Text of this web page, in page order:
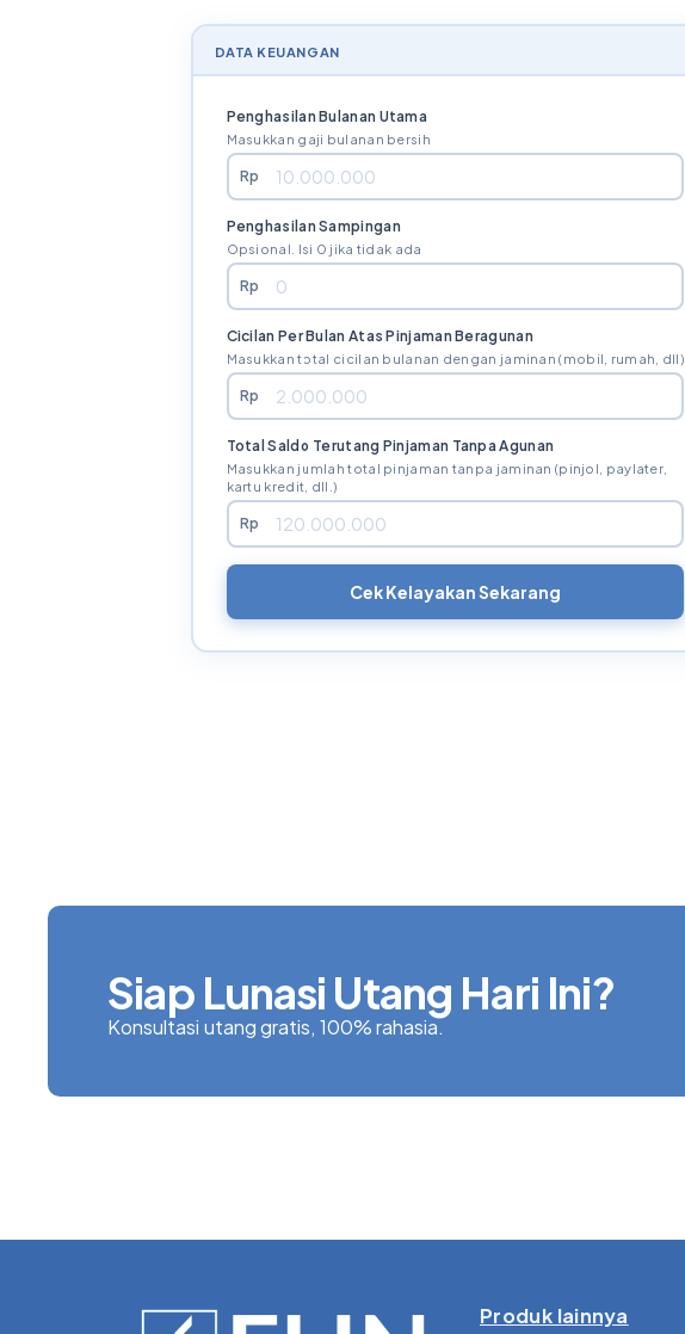
DATA KEUANGAN
Penghasilan Bulanan Utama
Masukkan gaji bulanan bersih
Rp
Penghasilan Sampingan
Opsional. Isi 0 jika tidak ada
Rp
Cicilan Per Bulan Atas Pinjaman Beragunan
Masukkan total cicilan bulanan dengan jaminan (mobil, rumah, dll)
Rp
Total Saldo Terutang Pinjaman Tanpa Agunan
Masukkan jumlah total pinjaman tanpa jaminan (pinjol, paylater,
kartu kredit, dll.)
Rp
Cek Kelayakan Sekarang
Siap Lunasi Utang Hari Ini?
Konsultasi utang gratis, 100% rahasia.
Produk lainnya